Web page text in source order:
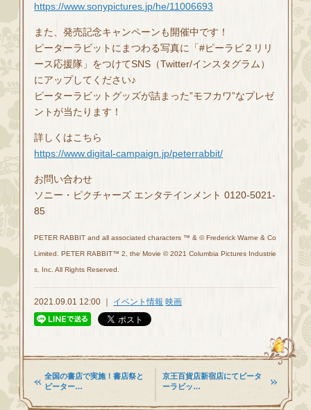
https://www.sonypictures.jp/he/11006693
また、発売記念キャンペーンも開催中です！
ピーターラビットにまつわる写真に「#ピーラビ２リリ
ース応援隊」をつけてSNS（Twitter/インスタグラム）
にアップしてください♪
ピーターラビットグッズが詰まった”モフカワ”なプレゼ
ントが当たります！
詳しくはこちら
https://www.digital-campaign.jp/peterrabbit/
お問い合わせ
ソニー・ピクチャーズ エンタテインメント 0120-5021-
85
PETER RABBIT and all associated characters ™ & © Frederick Warne & Co
Limited. PETER RABBIT™ 2, the Movie © 2021 Columbia Pictures Industrie
s, Inc. All Rights Reserved.
2021.09.01 12:00 ｜ イベント情報 映画
全国の書店で実施！書店祭と
ピーター…
京王百貨店新宿店にてピータ
ーラビッ…